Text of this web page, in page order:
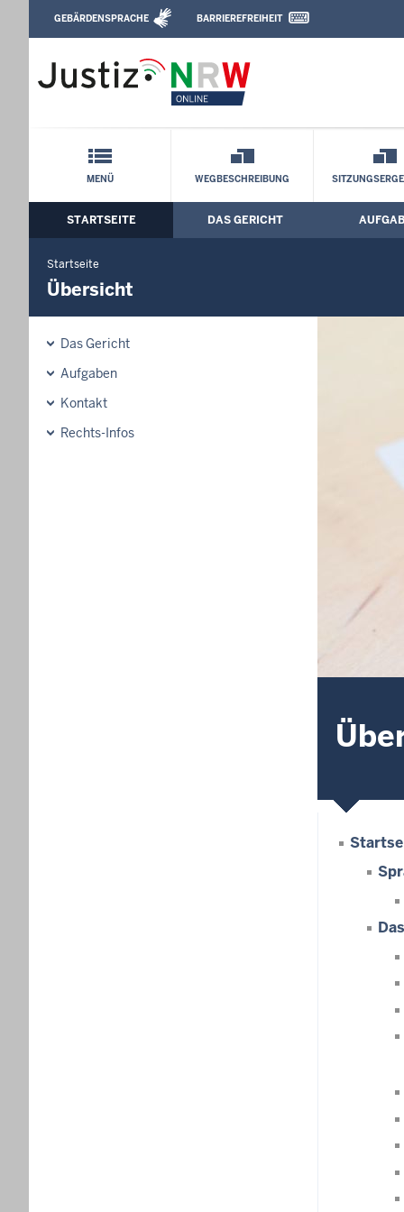
Arbeitsgericht Düsseldorf: Übersicht
Direkt zum Inhalt
Leichte Sprache, Gebärdensprachenvideo
GEBÄRDENSPRACHE BARRIEREFREIHEIT
Schnellnavigation mit Volltext-Suche
MENÜ WEGBESCHREIBUNG
Hauptmenü: Hauptnavigation
STARTSEITE DAS GERICHT
Startseite
Übersicht
Das Gericht
Aufgaben
Kontakt
Rechts-Infos